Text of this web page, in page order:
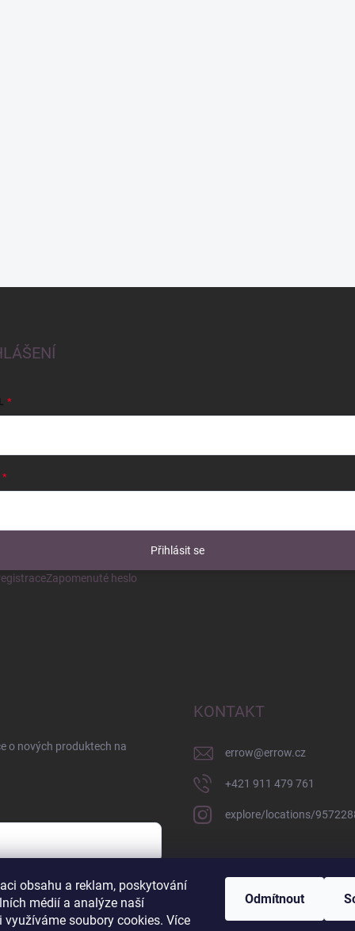
obsahu a reklam, poskytování
médií a analýze naší
využíváme soubory cookies. Více
Odmítnout
Přihlásit se
Zapomenuté heslo
o nových produktech na
údajů
KONTAKT
errow@errow.cz
+421 911 479 761
explore/locations/